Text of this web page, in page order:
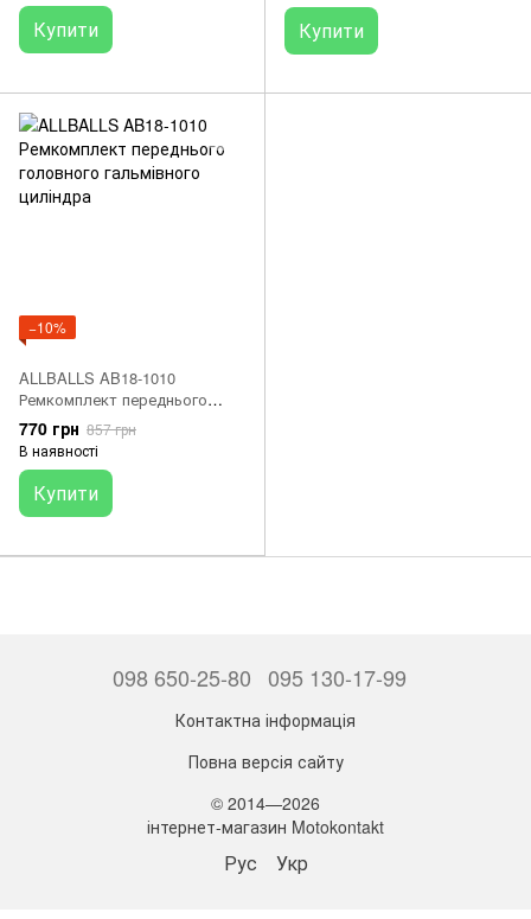
Купити Купити
−10%
ALLBALLS AB18-1010
Ремкомплект переднього
головного гальмівного
циліндра
770 грн 857 грн
В наявності
Купити
098 650-25-80 095 130-17-99
Контактна інформація
Повна версія сайту
© 2014—2026
інтернет-магазин Motokontakt
Рус Укр